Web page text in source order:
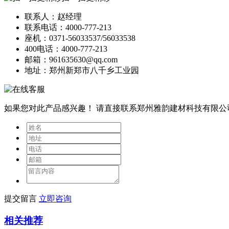
联系人：赵经理
联系电话：4000-777-213
座机：0371-56033537/56033538
400电话：4000-777-213
邮箱：961635630@qq.com
地址：郑州新郑市八千乡工业园
如果您对此产品感兴趣！ 请直接联系郑州雅韵建材科技有限公
提交留言 立即咨询
相关推荐